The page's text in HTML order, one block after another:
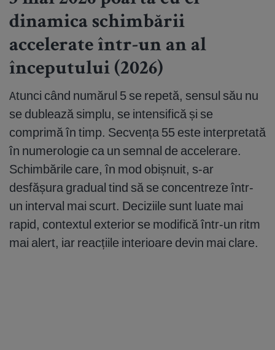
dinamica schimbării
accelerate într-un an al
începutului (2026)
Atunci când numărul 5 se repetă, sensul său nu
se dublează simplu, se intensifică și se
comprimă în timp. Secvența 55 este interpretată
în numerologie ca un semnal de accelerare.
Schimbările care, în mod obișnuit, s-ar
desfășura gradual tind să se concentreze într-
un interval mai scurt. Deciziile sunt luate mai
rapid, contextul exterior se modifică într-un ritm
mai alert, iar reacțiile interioare devin mai clare.